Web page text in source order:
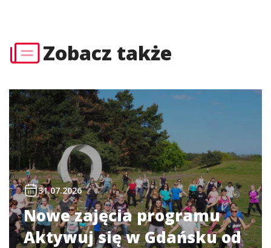
Zobacz także
31.07.2026
Nowe zajęcia programu
Aktywuj się w Gdańsku od